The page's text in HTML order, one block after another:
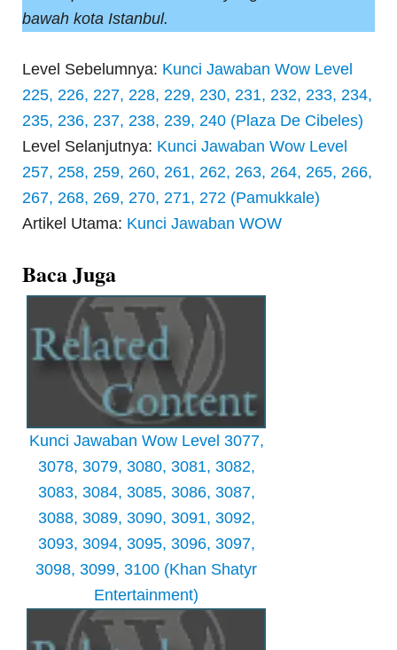
bawah kota Istanbul.
Level Sebelumnya: Kunci Jawaban Wow Level
225, 226, 227, 228, 229, 230, 231, 232, 233, 234,
235, 236, 237, 238, 239, 240 (Plaza De Cibeles)
Level Selanjutnya: Kunci Jawaban Wow Level
257, 258, 259, 260, 261, 262, 263, 264, 265, 266,
267, 268, 269, 270, 271, 272 (Pamukkale)
Artikel Utama: Kunci Jawaban WOW
Baca Juga
Kunci Jawaban Wow Level 3077,
3078, 3079, 3080, 3081, 3082,
3083, 3084, 3085, 3086, 3087,
3088, 3089, 3090, 3091, 3092,
3093, 3094, 3095, 3096, 3097,
3098, 3099, 3100 (Khan Shatyr
Entertainment)